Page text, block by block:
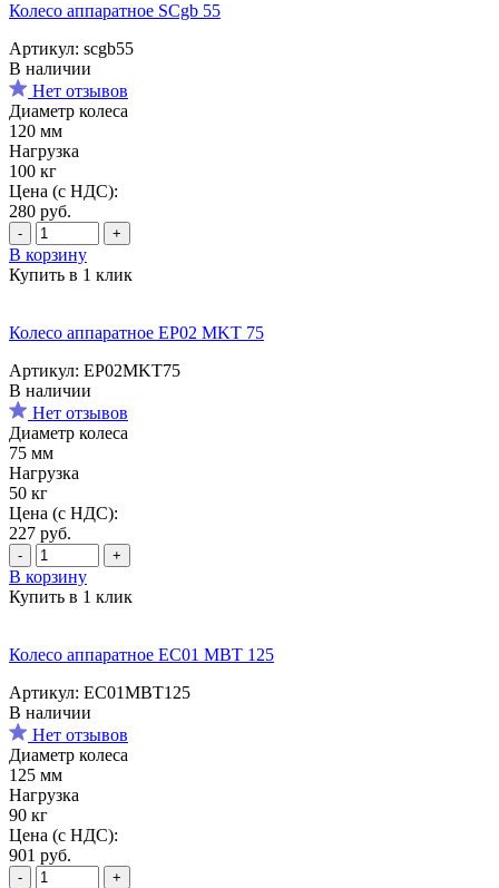
Колесо аппаратное SCgb 55
Артикул: scgb55
В наличии
Нет отзывов
Диаметр колеса
120 мм
Нагрузка
100 кг
Цена (с НДС):
280 руб.
- +
В корзину
Купить в 1 клик
Колесо аппаратное EP02 MKT 75
Артикул: EP02MKT75
В наличии
Нет отзывов
Диаметр колеса
75 мм
Нагрузка
50 кг
Цена (с НДС):
227 руб.
- +
В корзину
Купить в 1 клик
Колесо аппаратное EC01 MBT 125
Артикул: EC01MBT125
В наличии
Нет отзывов
Диаметр колеса
125 мм
Нагрузка
90 кг
Цена (с НДС):
901 руб.
- +